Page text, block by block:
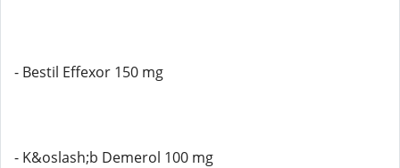
- Bestil Effexor 150 mg
- K&oslash;b Demerol 100 mg